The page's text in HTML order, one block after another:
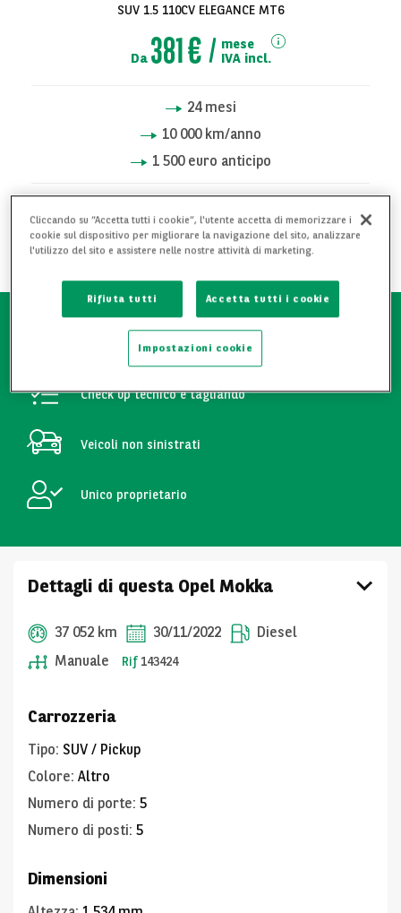
SUV 1.5 110CV ELEGANCE MT6
Da 381 €
mese
IVA incl.
24mesi
10 000km/anno
1 500 euro anticipo
RICHIEDI INFORMAZIONI
AGGIUNGI AI PREFERITI
Attestato manutentivo
Check up tecnico e tagliando
Veicoli non sinistrati
Unico proprietario
Dettagli di questa Opel Mokka
37 052 km 30/11/2022
Diesel
Manuale
Rif 143424
Carrozzeria
Tipo: SUV / Pickup
Colore: Altro
Numero di porte: 5
Numero di posti: 5
Dimensioni
Cliccando su “Accetta tutti i cookie”, l'utente accetta di memorizzare i
cookie sul dispositivo per migliorare la navigazione del sito, analizzare
l'utilizzo del sito e assistere nelle nostre attività di marketing.
Rifiuta tutti Accetta tutti i cookie
Impostazioni cookie